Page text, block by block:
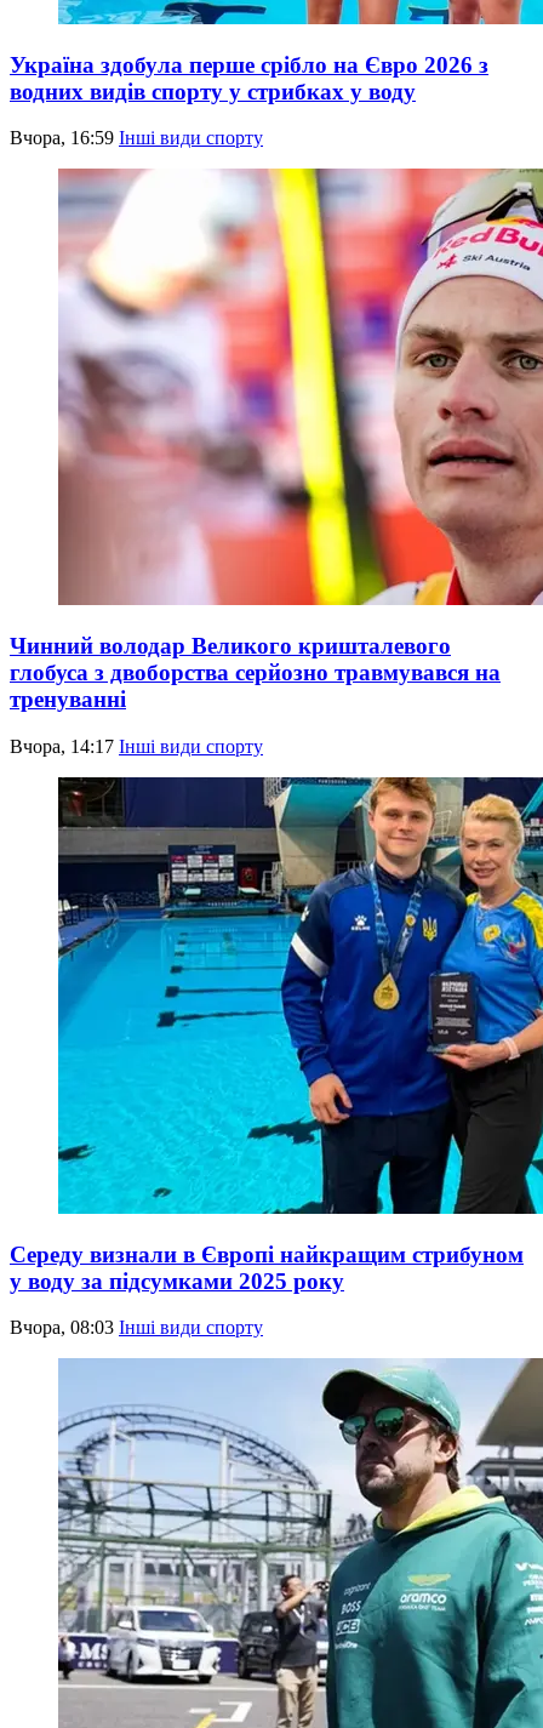
Україна здобула перше срібло на Євро 2026 з
водних видів спорту у стрибках у воду
Вчора, 16:59 Інші види спорту
Чинний володар Великого кришталевого
глобуса з двоборства серйозно травмувався на
тренуванні
Вчора, 14:17 Інші види спорту
Середу визнали в Європі найкращим стрибуном
у воду за підсумками 2025 року
Вчора, 08:03 Інші види спорту